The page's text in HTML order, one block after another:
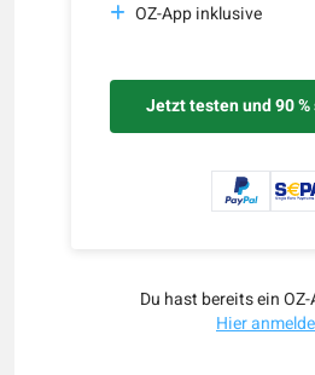
OZ-App inklusive
Jetzt testen und 90 %
Du hast bereits ein
Hier